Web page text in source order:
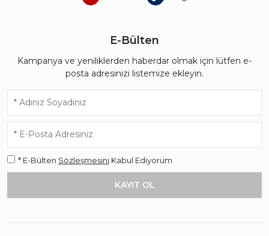
E-Bülten
Kampanya ve yeniliklerden haberdar olmak için lütfen e-
posta adresinizi listemize ekleyin.
* E-Bülten Sözleşmesini Kabul Ediyorum